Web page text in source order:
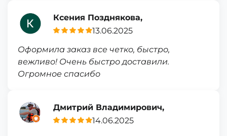
Ксения Позднякова,
13.06.2025
Оформила заказ все четко, быстро,
вежливо! Очень быстро доставили.
Огромное спасибо
Дмитрий Владимирович,
14.06.2025